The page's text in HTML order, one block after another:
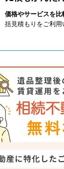
価格やサービスを比
括見積もりをご利用